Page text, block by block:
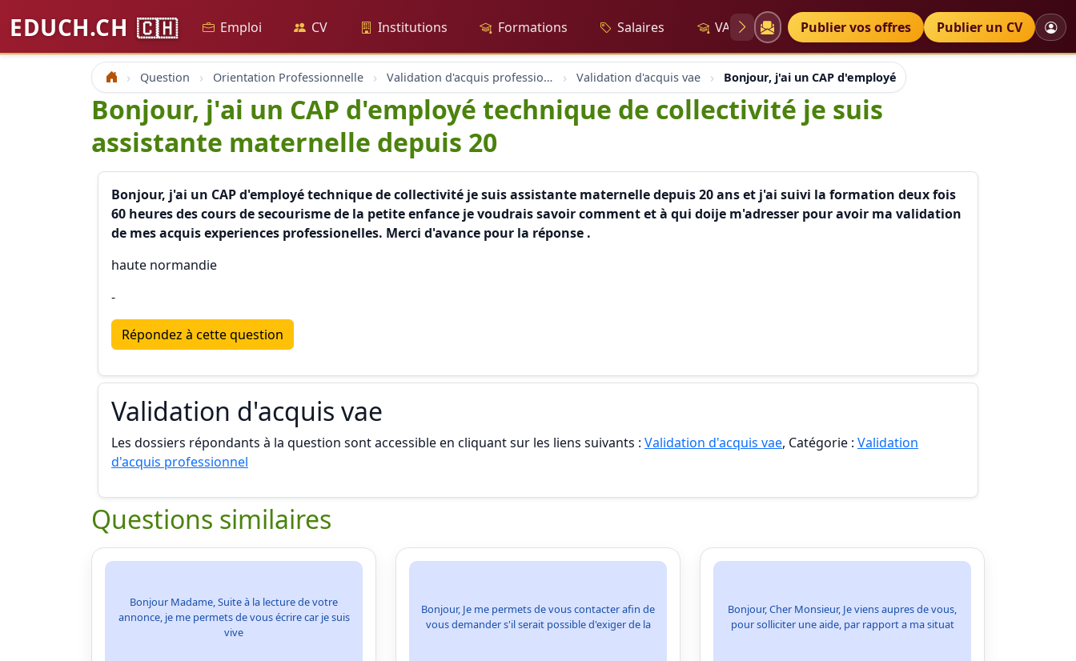
EDUCH.CH 🇨🇭 Emploi CV Institutions Formations Salaires VAE Diplômes Petites annonces
Publier vos offres Publier un CV
Accueil Question Orientation Professionnelle Validation d'acquis professionnel Validation d'acquis vae Bonjour, j'ai un CAP d'employé technique de collectivité je
Bonjour, j'ai un CAP d'employé technique de collectivité je suis
assistante maternelle depuis 20
Bonjour, j'ai un CAP d'employé technique de collectivité je suis assistante maternelle depuis 20 ans et j'ai suivi la formation deux fois
60 heures des cours de secourisme de la petite enfance je voudrais savoir comment et à qui doije m'adresser pour avoir ma validation
de mes acquis experiences professionelles. Merci d'avance pour la réponse .
haute normandie
-
Répondez à cette question
Validation d'acquis vae
Les dossiers répondants à la question sont accessible en cliquant sur les liens suivants : Validation d'acquis vae, Catégorie : Validation
d'acquis professionnel
Questions similaires
Bonjour Madame, Suite à la lecture de votre
annonce, je me permets de vous écrire car je suis
vive
Bonjour, Je me permets de vous contacter afin de
vous demander s'il serait possible d'exiger de la
Bonjour, Cher Monsieur, Je viens aupres de vous,
pour solliciter une aide, par rapport a ma situat